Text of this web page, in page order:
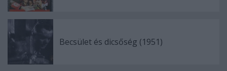
Becsület és dicsőség (1951)